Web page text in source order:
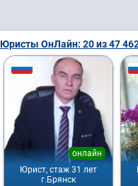
Юристы ОнЛайн: 20 из 47
Юрист, стаж 31 лет
онлайн
г.Брянск